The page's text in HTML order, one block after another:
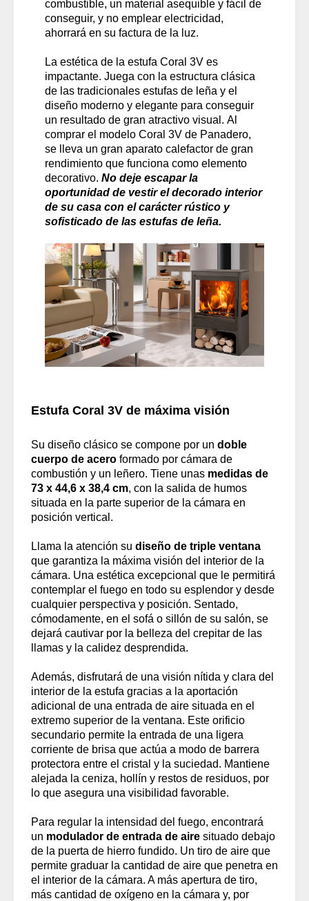
combustible, un material asequible y fácil de
conseguir, y no emplear electricidad,
ahorrará en su factura de la luz.
La estética de la estufa Coral 3V es
impactante. Juega con la estructura clásica
de las tradicionales estufas de leña y el
diseño moderno y elegante para conseguir
un resultado de gran atractivo visual. Al
comprar el modelo Coral 3V de Panadero,
se lleva un gran aparato calefactor de gran
rendimiento que funciona como elemento
decorativo. No deje escapar la
oportunidad de vestir el decorado interior
de su casa con el carácter rústico y
sofisticado de las estufas de leña.
Estufa Coral 3V de máxima visión
Su diseño clásico se compone por un doble
cuerpo de acero formado por cámara de
combustión y un leñero. Tiene unas medidas de
73 x 44,6 x 38,4 cm, con la salida de humos
situada en la parte superior de la cámara en
posición vertical.
Llama la atención su diseño de triple ventana
que garantiza la máxima visión del interior de la
cámara. Una estética excepcional que le permitirá
contemplar el fuego en todo su esplendor y desde
cualquier perspectiva y posición. Sentado,
cómodamente, en el sofá o sillón de su salón, se
dejará cautivar por la belleza del crepitar de las
llamas y la calidez desprendida.
Además, disfrutará de una visión nítida y clara del
interior de la estufa gracias a la aportación
adicional de una entrada de aire situada en el
extremo superior de la ventana. Este orificio
secundario permite la entrada de una ligera
corriente de brisa que actúa a modo de barrera
protectora entre el cristal y la suciedad. Mantiene
alejada la ceniza, hollín y restos de residuos, por
lo que asegura una visibilidad favorable.
Para regular la intensidad del fuego, encontrará
un modulador de entrada de aire situado debajo
de la puerta de hierro fundido. Un tiro de aire que
permite graduar la cantidad de aire que penetra en
el interior de la cámara. A más apertura de tiro,
más cantidad de oxígeno en la cámara y, por